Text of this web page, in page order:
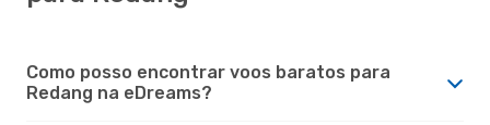
Como posso encontrar voos baratos para
Redang na eDreams?